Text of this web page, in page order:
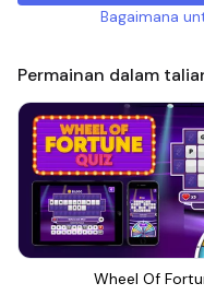
Bagaimana
Permainan dalam
Wheel Of